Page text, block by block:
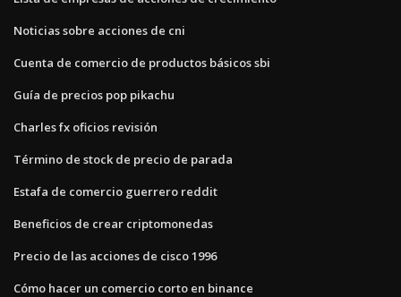
Noticias sobre acciones de cni
Cuenta de comercio de productos básicos sbi
Guía de precios pop pikachu
Charles fx oficios revisión
Término de stock de precio de parada
Estafa de comercio guerrero reddit
Beneficios de crear criptomonedas
Precio de las acciones de cisco 1996
Cómo hacer un comercio corto en binance